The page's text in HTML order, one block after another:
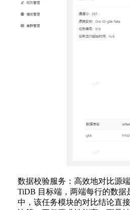
数据校验服务：高效地对比源
TiDB 目标端，两端每行的数
中，该任务模块的对比结论直